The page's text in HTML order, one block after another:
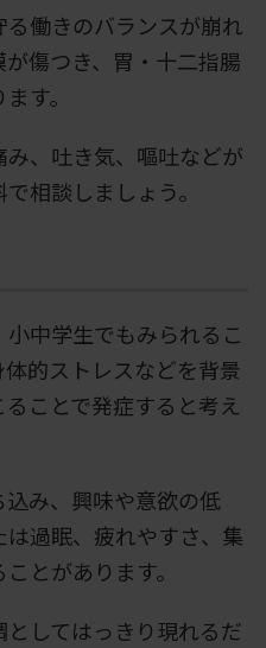
働きのバランスが崩れ
傷つき、胃・十二指腸
す。
、吐き気、嘔吐などが
相談しましょう。
中学生でもみられるこ
的ストレスなどを背景
ことで発症すると考え
み、興味や意欲の低
過眠、疲れやすさ、集
とがあります。
してはっきり現れるだ